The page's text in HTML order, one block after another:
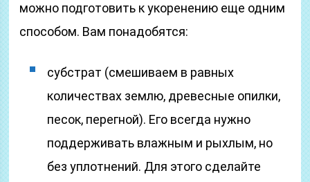
можно подготовить к укоренению еще одним
способом. Вам понадобятся:
субстрат (смешиваем в равных
количествах землю, древесные опилки,
песок, перегной). Его всегда нужно
поддерживать влажным и рыхлым, но
без уплотнений. Для этого сделайте